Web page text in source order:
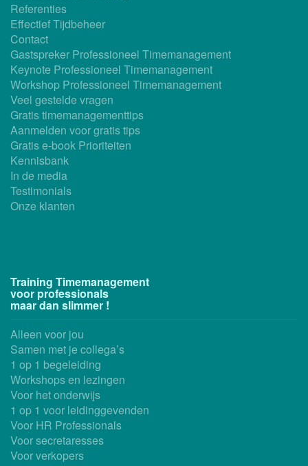
Referenties
Effectief Tijdbeheer
Contact
Gastspreker Professioneel Timemanagement
Keynote Professioneel Timemanagement
Workshop Professioneel Timemanagement
Veel gestelde vragen
Gratis timemanagementtips
Aanmelden voor gratis tips
Gratis e-book Prioriteiten
Kennisbank
In de media
Testimonials
Onze klanten
Training Timemanagement
voor professionals
maar dan slimmer !
Alleen voor jou
Samen met je collega’s
1 op 1 begeleiding
Workshops en lezingen
Voor het onderwijs
1 op 1 voor leidinggevenden
Voor HR Professionals
Voor secretaresses
Voor verkopers